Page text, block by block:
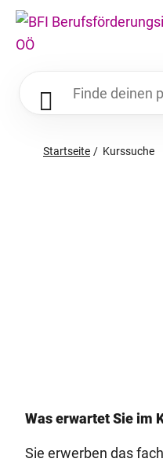
Startseite Kurssuche
Was erwartet Sie im
Sie erwerben das